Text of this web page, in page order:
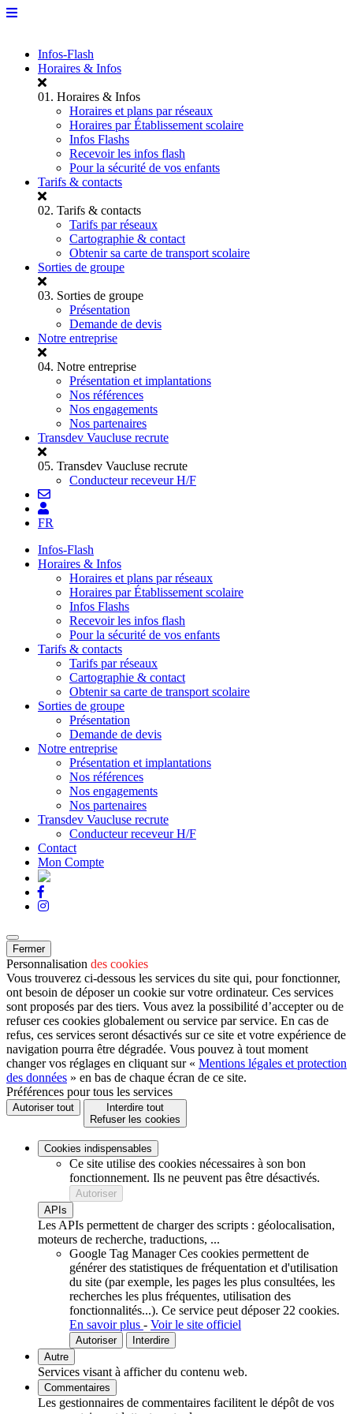
Infos-Flash
Horaires & Infos
01. Horaires & Infos
Horaires et plans par réseaux
Horaires par Établissement scolaire
Infos Flashs
Recevoir les infos flash
Pour la sécurité de vos enfants
Tarifs & contacts
02. Tarifs & contacts
Tarifs par réseaux
Cartographie & contact
Obtenir sa carte de transport scolaire
Sorties de groupe
03. Sorties de groupe
Présentation
Demande de devis
Notre entreprise
04. Notre entreprise
Présentation et implantations
Nos références
Nos engagements
Nos partenaires
Transdev Vaucluse recrute
05. Transdev Vaucluse recrute
Conducteur receveur H/F
FR
Infos-Flash
Horaires & Infos
Horaires et plans par réseaux
Horaires par Établissement scolaire
Infos Flashs
Recevoir les infos flash
Pour la sécurité de vos enfants
Tarifs & contacts
Tarifs par réseaux
Cartographie & contact
Obtenir sa carte de transport scolaire
Sorties de groupe
Présentation
Demande de devis
Notre entreprise
Présentation et implantations
Nos références
Nos engagements
Nos partenaires
Transdev Vaucluse recrute
Conducteur receveur H/F
Contact
Mon Compte
Fermer
Personnalisation des cookies
Vous trouverez ci-dessous les services du site qui, pour fonctionner,
ont besoin de déposer un cookie sur votre ordinateur. Ces services
sont proposés par des tiers. Vous avez la possibilité d’accepter ou de
refuser ces cookies globalement ou service par service. En cas de
refus, ces services seront désactivés sur ce site et votre expérience de
navigation pourra être dégradée. Vous pouvez à tout moment
changer vos réglages en cliquant sur « Mentions légales et protection
des données » en bas de chaque écran de ce site.
Préférences pour tous les services
Autoriser tout
Interdire tout
Refuser les cookies
Cookies indispensables
Ce site utilise des cookies nécessaires à son bon
fonctionnement. Ils ne peuvent pas être désactivés.
Autoriser
APIs
Les APIs permettent de charger des scripts : géolocalisation,
moteurs de recherche, traductions, ...
Google Tag Manager Ces cookies permettent de
générer des statistiques de fréquentation et d'utilisation
du site (par exemple, les pages les plus consultées, les
recherches les plus fréquentes, utilisation des
fonctionnalités...). Ce service peut déposer 22 cookies.
En savoir plus - Voir le site officiel
Autoriser
Interdire
Autre
Services visant à afficher du contenu web.
Commentaires
Les gestionnaires de commentaires facilitent le dépôt de vos